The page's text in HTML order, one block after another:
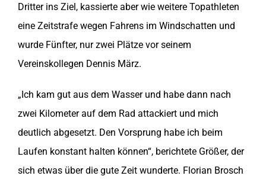
Dritter ins Ziel, kassierte aber wie weitere Topathleten
eine Zeitstrafe wegen Fahrens im Windschatten und
wurde Fünfter, nur zwei Plätze vor seinem
Vereinskollegen Dennis März.
„Ich kam gut aus dem Wasser und habe dann nach
zwei Kilometer auf dem Rad attackiert und mich
deutlich abgesetzt. Den Vorsprung habe ich beim
Laufen konstant halten können“, berichtete Größer, der
sich etwas über die gute Zeit wunderte. Florian Brosch